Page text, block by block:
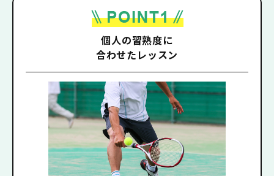
個人の習熟度に
合わせたレッスン